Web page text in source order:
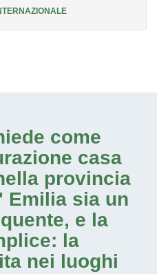
come
casa
provincia
Emilia sia un
e la
la
nei luoghi